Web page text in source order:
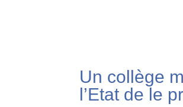
Un collège
l’Etat de le